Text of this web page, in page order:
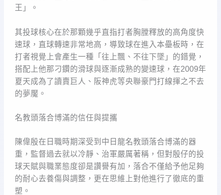
王」。
其投球核心在於那顆幾乎直指打者胸膛釋放的高角度快
速球，直球轉速非常地高，導致球在進入本壘板時，在
打者視覺上會產生一種「往上飄、不往下墜」的錯覺，
搭配上他那刁鑽的滑球與逐漸成熟的變速球，在2009年
夏天成為了讀賣巨人、阪神虎等央聯豪門打線揮之不去
的夢魘。
名教頭落合博滿的信任與提攜
陳偉殷在日職時期深受到中日龍名教頭落合博滿的器
重，監督過去就以冷靜、治軍嚴厲著稱，但對殷仔的投
球天賦與職業態度卻是讚譽有加，落合不僅給予他足夠
的耐心去養傷與調整，更在思維上對他進行了徹底的重
塑。